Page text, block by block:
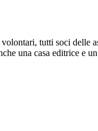
tutti soci
una casa editrice e